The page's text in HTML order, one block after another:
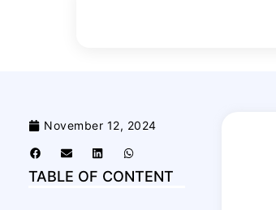
November 12, 2024
TABLE OF CONTENT